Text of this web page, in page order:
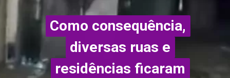
Como consequência,
diversas ruas e
residências ficaram
Como consequência,
diversas ruas e
residências ficaram